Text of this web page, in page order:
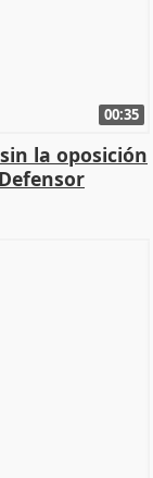
00:35
la oposición